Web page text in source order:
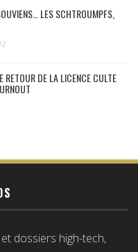
LES SCHTROUMPFS,
RETOUR DE LA LICENCE CULTE
dossiers high-tech,